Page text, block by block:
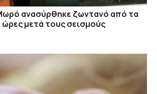
ανασύρθηκε ζωντανό από τα
μετά τους σεισμούς